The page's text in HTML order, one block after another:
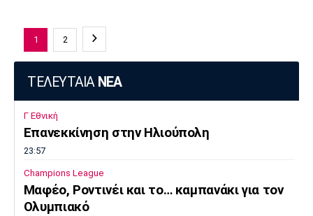
1 2
ΤΕΛΕΥΤΑΙΑ ΝΕΑ
Γ Εθνική
Επανεκκίνηση στην Ηλιούπολη
23:57
Champions League
Μαφέο, Ροντινέι και το… καμπανάκι για τον
Ολυμπιακό